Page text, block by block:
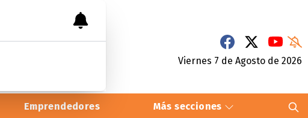
Viernes 7 de Agosto de 2026
Emprendedores Más secciones